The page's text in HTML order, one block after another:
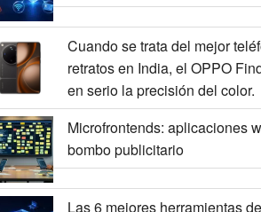
Cuando se trata del mejor
retratos en India, el OPPO
en serio la precisión del color.
Microfrontends: aplicaciones
bombo publicitario
Las 6 mejores herramientas